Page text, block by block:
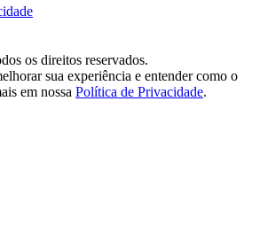
os direitos reservados.
sua experiência e entender como o
em nossa Política de Privacidade.